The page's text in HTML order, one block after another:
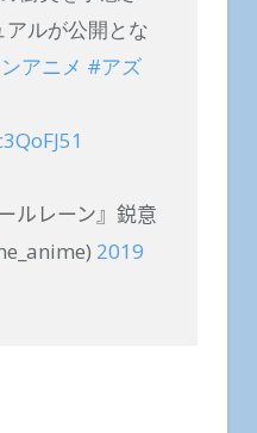
ルが公開とな
アニメ #アズ
ルレーン』鋭意
2019